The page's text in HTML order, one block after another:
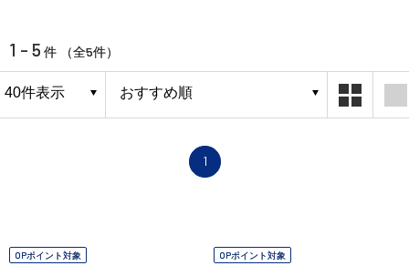
1 - 5 件 （全5件）
1
OPポイント対象 OPポイント対象